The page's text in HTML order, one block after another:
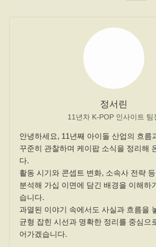
정서린
11년차 K-POP 인사이트 팀
안녕하세요, 11년째 아이돌 산업의 흐름
꾸준히 관찰하며 케이팝 소식을 정리해
다.
활동 시기와 콘셉트 변화, 소속사 전략
분석해 가십 이면에 담긴 배경을 이해하
습니다.
과열된 이야기 속에서도 사실과 흐름을
균형 잡힌 시선과 명확한 정리를 중심으
어가겠습니다.